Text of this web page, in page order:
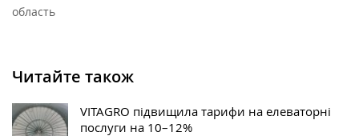
область
Читайте також
VITAGRO підвищила тарифи на елеваторні
послуги на 10–12%